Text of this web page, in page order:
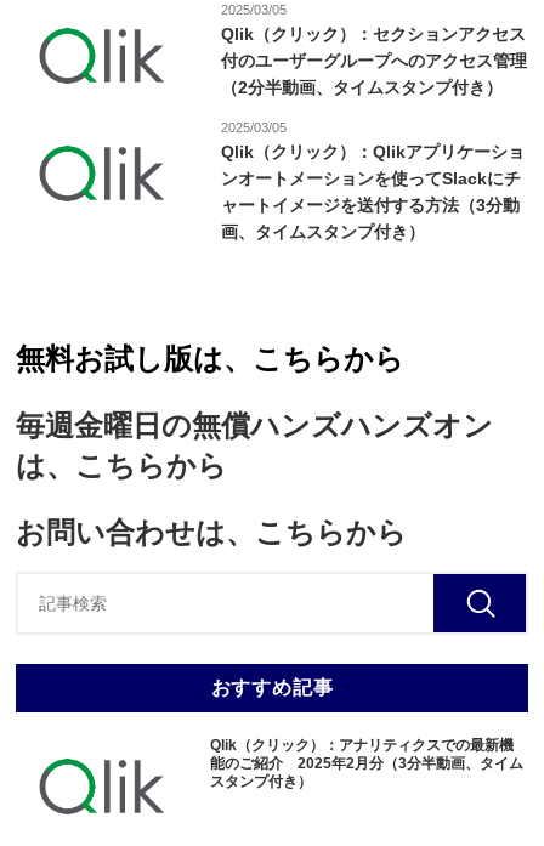
2025/03/05
Qlik（クリック）：セクションアクセス
付のユーザーグループへのアクセス管理
（2分半動画、タイムスタンプ付き）
2025/03/05
Qlik（クリック）：Qlikアプリケーショ
ンオートメーションを使ってSlackにチ
ャートイメージを送付する方法（3分動
画、タイムスタンプ付き）
無料お試し版は、こちらから
毎週金曜日の無償ハンズハンズオン
は、こちらから
お問い合わせは、こちらから
おすすめ記事
Qlik（クリック）：アナリティクスでの最新機
能のご紹介 2025年2月分（3分半動画、タイム
スタンプ付き）